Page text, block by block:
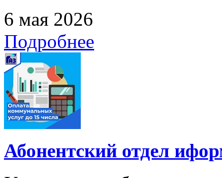
6 мая 2026
Подробнее
Абонентский отдел